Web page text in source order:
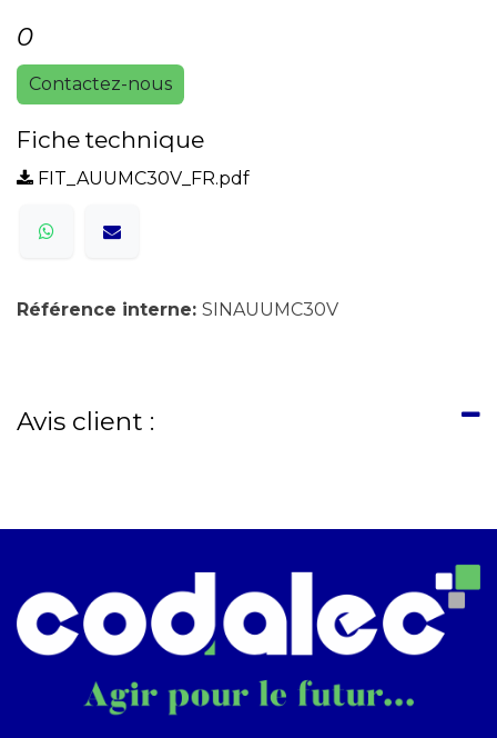
0
Contactez-nous
Fiche technique
FIT_AUUMC30V_FR.pdf
Référence interne: SINAUUMC30V
Avis client :